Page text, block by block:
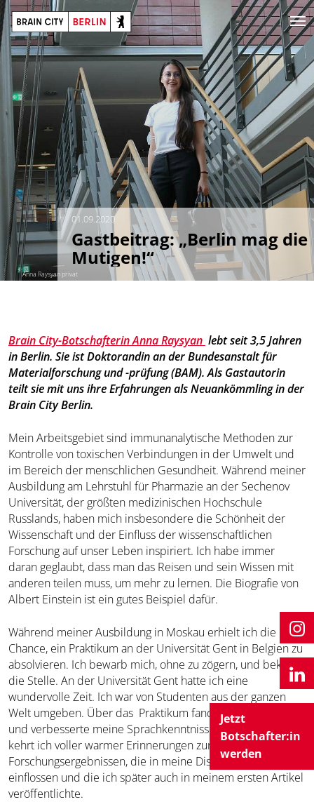
Jetzt
Botschafter:in
werden
Anna Raysyan privat
01.09.2020
Gastbeitrag: „Berlin mag die
Mutigen!“
Brain City-Botschafterin Anna Raysyan lebt seit 3,5 Jahren
in Berlin. Sie ist Doktorandin an der Bundesanstalt für
Materialforschung und -prüfung (BAM). Als Gastautorin
teilt sie mit uns ihre Erfahrungen als Neuankömmling in der
Brain City Berlin.
Mein Arbeitsgebiet sind immunanalytische Methoden zur
Kontrolle von toxischen Verbindungen in der Umwelt und
im Bereich der menschlichen Gesundheit. Während meiner
Ausbildung am Lehrstuhl für Pharmazie an der Sechenov
Universität, der größten medizinischen Hochschule
Russlands, haben mich insbesondere die Schönheit der
Wissenschaft und der Einfluss der wissenschaftlichen
Forschung auf unser Leben inspiriert. Ich habe immer
daran geglaubt, dass man das Reisen und sein Wissen mit
anderen teilen muss, um mehr zu lernen. Die Biografie von
Albert Einstein ist ein gutes Beispiel dafür.
Während meiner Ausbildung in Moskau erhielt ich die
Chance, ein Praktikum an der Universität Gent in Belgien zu
absolvieren. Ich bewarb mich, ohne zu zögern, und bekam
die Stelle. An der Universität Gent hatte ich eine
wundervolle Zeit. Ich war von Studenten aus der ganzen
Welt umgeben. Über das Praktikum fand ich neue Freunde
und verbesserte meine Sprachkenntnisse. Nach Moskau
kehrt ich voller warmer Erinnerungen zurück sowie mit
Forschungsergebnissen, die in meine Dissertation
einflossen und die ich später auch in meinem ersten Artikel
veröffentlichte.